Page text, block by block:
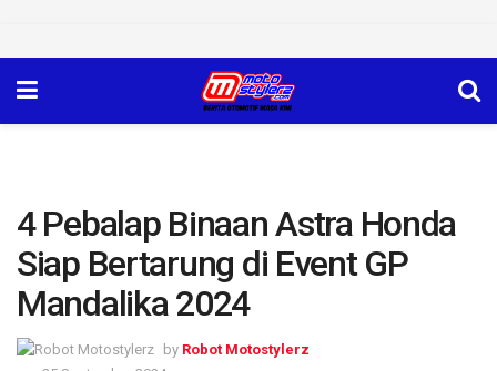
4 Pebalap Binaan Astra Honda
Siap Bertarung di Event GP
Mandalika 2024
by Robot Motostylerz